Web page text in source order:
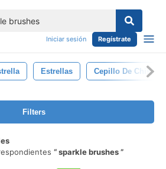
Iniciar sesión Regístrate
Estrellas Cepillo De Chispa
Filters
sparkle brushes